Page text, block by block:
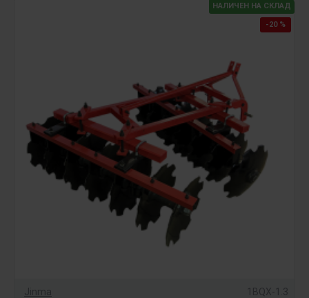
НАЛИЧЕН НА СКЛАД
-20 %
Jinma 1BQX-1.3